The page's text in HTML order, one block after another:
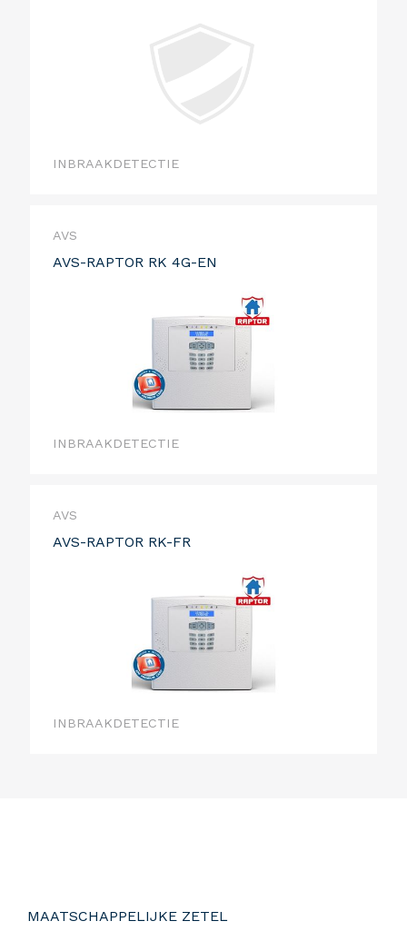
INBRAAKDETECTIE
AVS
AVS-RAPTOR RK 4G-EN
INBRAAKDETECTIE
AVS
AVS-RAPTOR RK-FR
INBRAAKDETECTIE
MAATSCHAPPELIJKE ZETEL